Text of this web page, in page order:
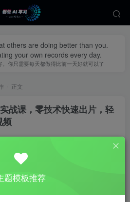
others are doing better than you.
your own records every day.
你只需要每天都做得比前一天好就可以了
正文
战课，零技术快速出片，轻
频
私信
题模板推荐